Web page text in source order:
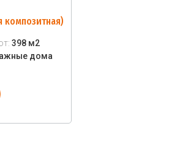
композитная)
398 м2
дома